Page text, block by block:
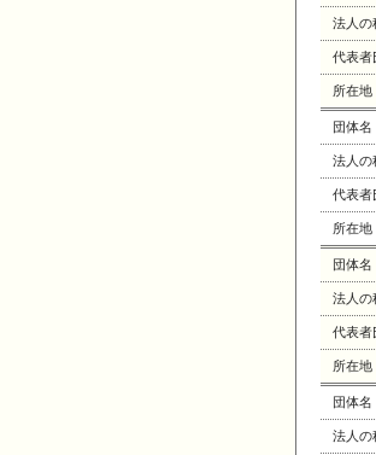
法人の
代表者
所在地
団体名
法人の
代表者
所在地
団体名
法人の
代表者
所在地
団体名
法人の